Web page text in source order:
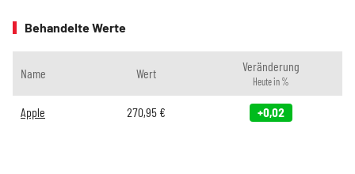
Behandelte Werte
Name Wert Veränderung
Heute in %
Apple 270,95 € +0,02